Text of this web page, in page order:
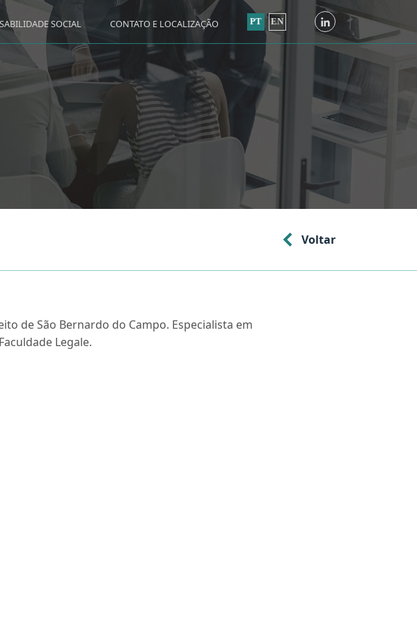
SOCIAL CONTATO E LOCALIZAÇÃO PT EN
Voltar
de São Bernardo do Campo. Especialista em
Legale.